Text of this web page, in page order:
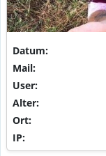
Datum:
Mail:
User:
Alter:
Ort:
IP: